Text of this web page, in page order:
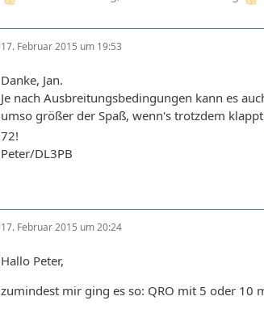
17. Februar 2015 um 19:53
Danke, Jan.
Je nach Ausbreitungsbedingungen kann es
umso größer der Spaß, wenn's trotzdem
72!
Peter/DL3PB
17. Februar 2015 um 20:24
Hallo Peter,
zumindest mir ging es so: QRO mit 5 oder 10